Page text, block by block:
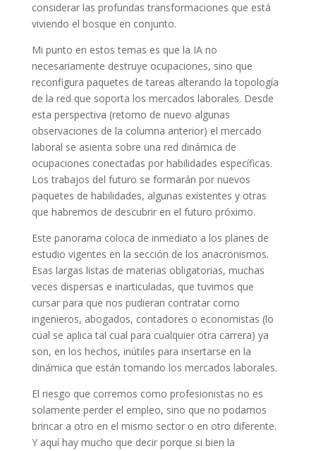
considerar las profundas transformaciones que está
viviendo el bosque en conjunto.
Mi punto en estos temas es que la IA no
necesariamente destruye ocupaciones, sino que
reconfigura paquetes de tareas alterando la topología
de la red que soporta los mercados laborales. Desde
esta perspectiva (retomo de nuevo algunas
observaciones de la columna anterior) el mercado
laboral se asienta sobre una red dinámica de
ocupaciones conectadas por habilidades específicas.
Los trabajos del futuro se formarán por nuevos
paquetes de habilidades, algunas existentes y otras
que habremos de descubrir en el futuro próximo.
Este panorama coloca de inmediato a los planes de
estudio vigentes en la sección de los anacronismos.
Esas largas listas de materias obligatorias, muchas
veces dispersas e inarticuladas, que tuvimos que
cursar para que nos pudieran contratar como
ingenieros, abogados, contadores o economistas (lo
cual se aplica tal cual para cualquier otra carrera) ya
son, en los hechos, inútiles para insertarse en la
dinámica que están tomando los mercados laborales.
El riesgo que corremos como profesionistas no es
solamente perder el empleo, sino que no podamos
brincar a otro en el mismo sector o en otro diferente.
Y aquí hay mucho que decir porque si bien la